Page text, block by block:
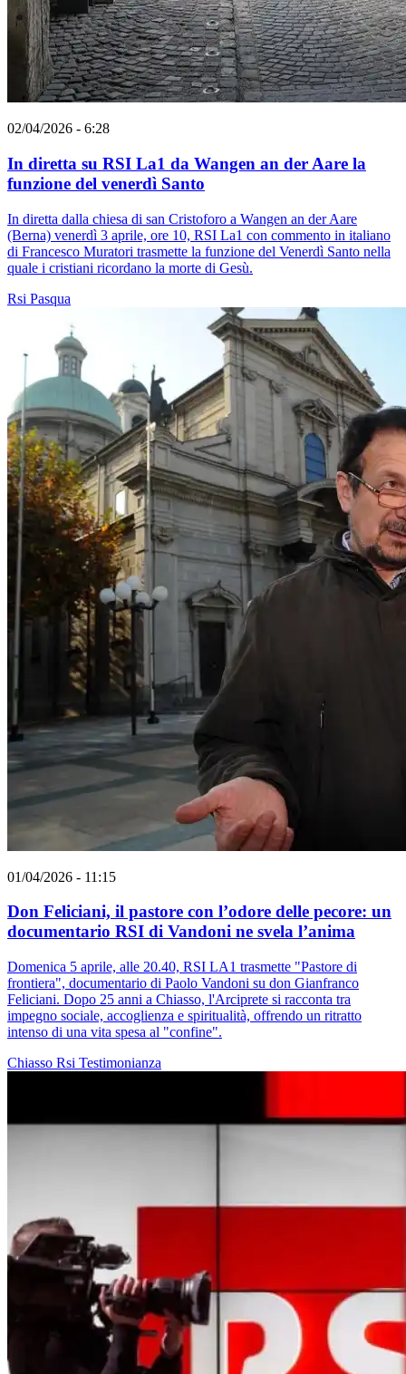
02/04/2026 - 6:28
In diretta su RSI La1 da Wangen an der Aare la
funzione del venerdì Santo
In diretta dalla chiesa di san Cristoforo a Wangen an der Aare
(Berna) venerdì 3 aprile, ore 10, RSI La1 con commento in italiano
di Francesco Muratori trasmette la funzione del Venerdì Santo nella
quale i cristiani ricordano la morte di Gesù.
Rsi Pasqua
01/04/2026 - 11:15
Don Feliciani, il pastore con l’odore delle pecore: un
documentario RSI di Vandoni ne svela l’anima
Domenica 5 aprile, alle 20.40, RSI LA1 trasmette "Pastore di
frontiera", documentario di Paolo Vandoni su don Gianfranco
Feliciani. Dopo 25 anni a Chiasso, l'Arciprete si racconta tra
impegno sociale, accoglienza e spiritualità, offrendo un ritratto
intenso di una vita spesa al "confine".
Chiasso Rsi Testimonianza